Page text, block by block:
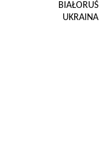
BIAŁORUŚ
UKRAINA